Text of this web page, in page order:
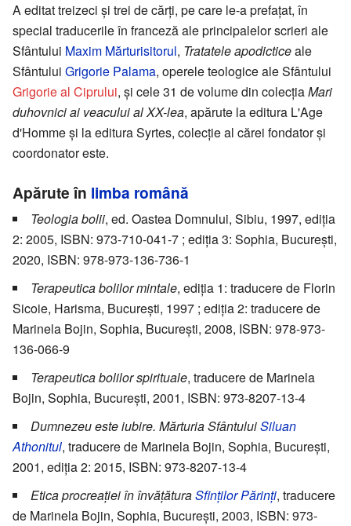
A editat treizeci și trei de cărți, pe care le-a prefațat, în
special traducerile în franceză ale principalelor scrieri ale
Sfântului Maxim Mărturisitorul, Tratatele apodicticeale
Sfântului Grigorie Palama, operele teologice ale Sfântului
Grigorie al Ciprului, și cele 31 de volume din colecțiaMari
duhovnici ai veacului al XX-lea, apărute la editura L'Age
d'Homme și la editura Syrtes, colecție al cărei fondator și
coordonator este.
Apărute în limba română
Teologia bolii, ed. Oastea Domnului, Sibiu, 1997, ediția
2: 2005, ISBN: 973-710-041-7 ; ediția 3: Sophia, București,
2020, ISBN: 978-973-136-736-1
Terapeutica bolilor mintale, ediția 1: traducere de Florin
Sicoie, Harisma, București, 1997 ; ediția 2: traducere de
Marinela Bojin, Sophia, București, 2008, ISBN: 978-973-
136-066-9
Terapeutica bolilor spirituale, traducere de Marinela
Bojin, Sophia, București, 2001, ISBN: 973-8207-13-4
Dumnezeu este iubire. Mărturia SfântuluiSiluan
Athonitul, traducere de Marinela Bojin, Sophia, București,
2001, ediția 2: 2015, ISBN: 973-8207-13-4
Etica procreației în învățăturaSfinților Părinți, traducere
de Marinela Bojin, Sophia, București, 2003, ISBN: 973-